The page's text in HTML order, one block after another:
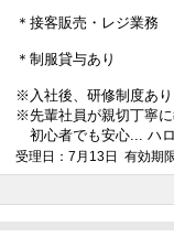
＊接客販売・レジ業務
＊制服貸与あり
※入社後、研修制度あり
※先輩社員が親切丁寧に
初心者でも安心... ハ
受理日：7月13日 有効期